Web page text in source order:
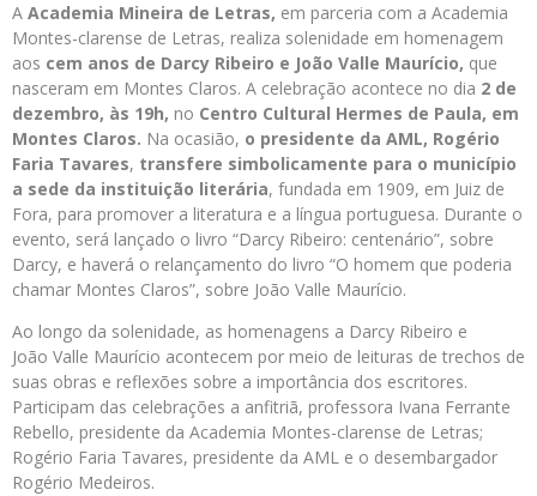
A Academia Mineira de Letras, em parceria com a Academia
Montes-clarense de Letras, realiza solenidade em homenagem
aos cem anos de Darcy Ribeiro e João Valle Maurício, que
nasceram em Montes Claros. A celebração acontece no dia 2 de
dezembro, às 19h, no Centro Cultural Hermes de Paula, em
Montes Claros. Na ocasião, o presidente da AML, Rogério
Faria Tavares, transfere simbolicamente para o município
a sede da instituição literária, fundada em 1909, em Juiz de
Fora, para promover a literatura e a língua portuguesa. Durante o
evento, será lançado o livro “Darcy Ribeiro: centenário”, sobre
Darcy, e haverá o relançamento do livro “O homem que poderia
chamar Montes Claros”, sobre João Valle Maurício.
Ao longo da solenidade, as homenagens a Darcy Ribeiro e
João Valle Maurício acontecem por meio de leituras de trechos de
suas obras e reflexões sobre a importância dos escritores.
Participam das celebrações a anfitriã, professora Ivana Ferrante
Rebello, presidente da Academia Montes-clarense de Letras;
Rogério Faria Tavares, presidente da AML e o desembargador
Rogério Medeiros.